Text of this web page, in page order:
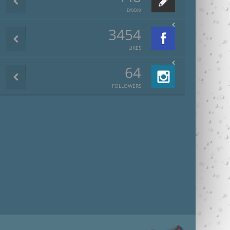
פוסטים
3454
LIKES
64
FOLLOWERS